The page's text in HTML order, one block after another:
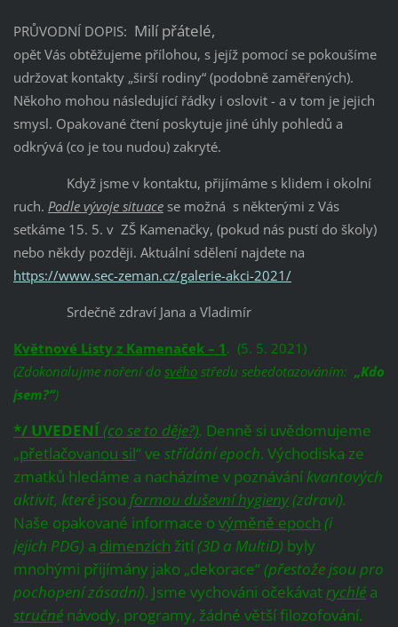
PRŮVODNÍ DOPIS: Milí přátelé,
opět Vás obtěžujeme přílohou, s jejíž pomocí se pokoušíme
udržovat kontakty „širší rodiny“ (podobně zaměřených).
Někoho mohou následující řádky i oslovit - a v tom je jejich
smysl. Opakované čtení poskytuje jiné úhly pohledů a
odkrývá (co je tou nudou) zakryté.
Když jsme v kontaktu, přijímáme s klidem i okolní
ruch. Podle vývoje situacese možná s některými z Vás
setkáme 15. 5. v ZŠ Kamenačky, (pokud nás pustí do školy)
nebo někdy později. Aktuální sdělení najdete na
https://www.sec-zeman.cz/galerie-akci-2021/
Srdečně zdraví Jana a Vladimír
Květnové Listy z Kamenaček – 1 . (5. 5. 2021)
(Zdokonalujme noření do svéhostředu sebedotazováním: „Kdo
jsem?“)
*/ UVEDENÍ (co se to děje?). Denně si uvědomujeme
„přetlačovanou sil“ ve střídání epoch. Východiska ze
zmatků hledáme a nacházíme v poznáváníkvantových
aktivit, kteréjsou formou duševní hygieny(zdraví).
Naše opakované informace o výměně epoch (i
jejich PDG) a dimenzích žití(3D a MultiD) byly
mnohými přijímány jako „dekorace“(přestože jsou pro
pochopení zásadní). Jsme vychováni očekávatrychléa
stručnénávody, programy, žádné větší filozofování.